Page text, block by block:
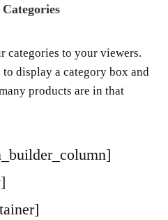
categories to your viewers.
display a category box and
products are in that